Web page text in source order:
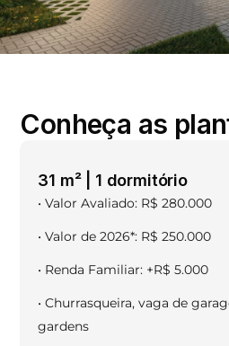
Conheça as
31 m² | 1 dormitório​
• Valor Avaliado: R$ 280.000
• Valor de 2026*: R$ 250.000
• Renda Familiar: +R$ 5.000
• Churrasqueira, vaga de
gardens